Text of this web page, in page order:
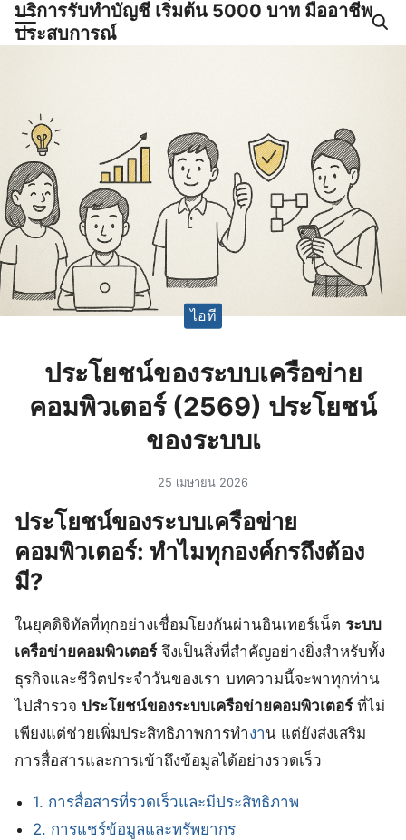
Skipบริการรับทำบัญชี เริ่มต้น 5000 บาท มืออาชีพ
ประสบการณ์
ญชีและภาษีครบวงจร |
ไอที
ประโยชน์ของระบบเครือข่าย
คอมพิวเตอร์ (2569) ประโยชน์
ของระบบเ
25 เมษายน 2026
ประโยชน์ของระบบเครือข่าย
คอมพิวเตอร์: ทำไมทุกองค์กรถึงต้อง
มี?
ในยุคดิจิทัลที่ทุกอย่างเชื่อมโยงกันผ่านอินเทอร์เน็ต ระบบ
เครือข่ายคอมพิวเตอร์จึงเป็นสิ่งที่สำคัญอย่างยิ่งสำหรับทั้ง
ธุรกิจและชีวิตประจำวันของเรา บทความนี้จะพาทุกท่าน
ไปสำรวจ ประโยชน์ของระบบเครือข่ายคอมพิวเตอร์ที่ไม่
เพียงแต่ช่วยเพิ่มประสิทธิภาพการทำงาน แต่ยังส่งเสริม
การสื่อสารและการเข้าถึงข้อมูลได้อย่างรวดเร็ว
1. การสื่อสารที่รวดเร็วและมีประสิทธิภาพ
2. การแชร์ข้อมูลและทรัพยากร